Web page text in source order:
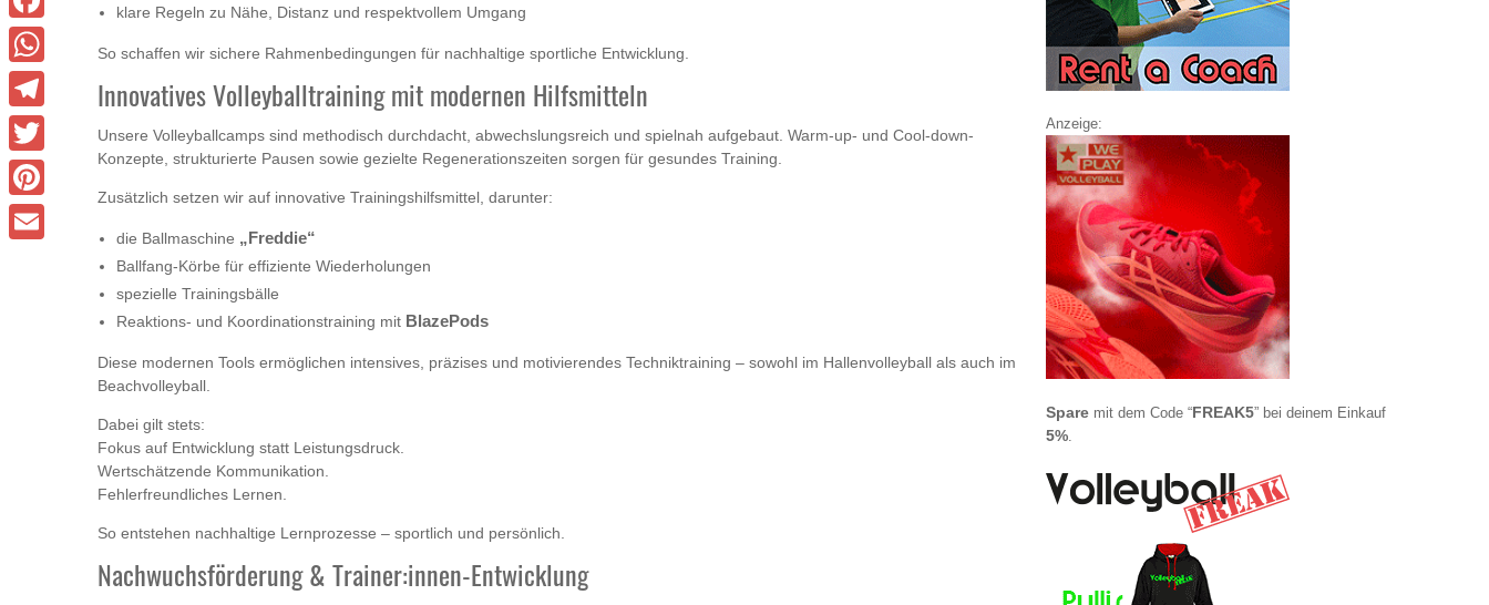
klare Regeln zu Nähe, Distanz und respektvollem Umgang
So schaffen wir sichere Rahmenbedingungen für nachhaltige sportliche Entwicklung.
Innovatives Volleyballtraining mit modernen Hilfsmitteln
Unsere Volleyballcamps sind methodisch durchdacht, abwechslungsreich und spielnah aufgebaut. Warm-up- und Cool-down-
Konzepte, strukturierte Pausen sowie gezielte Regenerationszeiten sorgen für gesundes Training.
Zusätzlich setzen wir auf innovative Trainingshilfsmittel, darunter:
die Ballmaschine „Freddie“
Ballfang-Körbe für effiziente Wiederholungen
spezielle Trainingsbälle
Reaktions- und Koordinationstraining mit BlazePods
Diese modernen Tools ermöglichen intensives, präzises und motivierendes Techniktraining – sowohl im Hallenvolleyball als auch im
Beachvolleyball.
Dabei gilt stets:
Fokus auf Entwicklung statt Leistungsdruck.
Wertschätzende Kommunikation.
Fehlerfreundliches Lernen.
So entstehen nachhaltige Lernprozesse – sportlich und persönlich.
Nachwuchsförderung & Trainer:innen-Entwicklung
Anzeige:
Spare mit dem Code “FREAK5” bei deinem Einkauf
5%
Link
Facebook
WhatsApp
Telegram
Twitter
Pinterest